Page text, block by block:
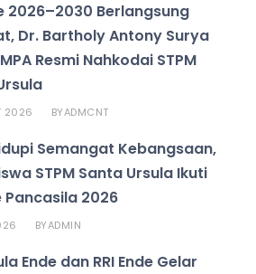
2026–2030 Berlangsung
Dr. Bartholy Antony Surya
Resmi Nahkodai STPM
2026 BYADMCNT
Semangat Kebangsaan,
STPM Santa Ursula Ikuti
Pancasila 2026
BYADMIN
Ende dan RRI Ende Gelar